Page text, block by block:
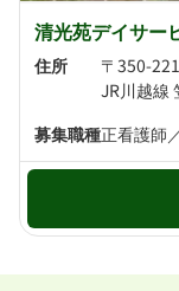
清光苑デイサー
住所
〒350-
JR川越線
募集職種正看護師